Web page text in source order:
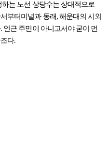
는 노선 상당수는 상대적으로
부터미널과 동래, 해운대의 시외
인근 주민이 아니고서야 굳이 먼
다.